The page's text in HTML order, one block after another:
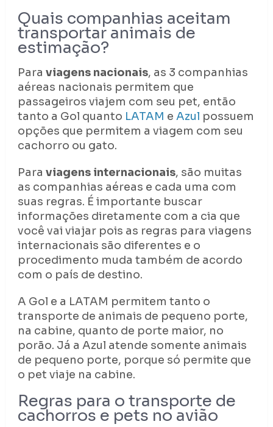
Quais companhias aceitam
transportar animais de
estimação?
Para viagens nacionais, as 3 companhias
aéreas nacionais permitem que
passageiros viajem com seu pet, então
tanto a Gol quanto LATAM e Azul possuem
opções que permitem a viagem com seu
cachorro ou gato.
Para viagens internacionais, são muitas
as companhias aéreas e cada uma com
suas regras. É importante buscar
informações diretamente com a cia que
você vai viajar pois as regras para viagens
internacionais são diferentes e o
procedimento muda também de acordo
com o país de destino.
A Gol e a LATAM permitem tanto o
transporte de animais de pequeno porte,
na cabine, quanto de porte maior, no
porão. Já a Azul atende somente animais
de pequeno porte, porque só permite que
o pet viaje na cabine.
Regras para o transporte de
cachorros e pets no avião